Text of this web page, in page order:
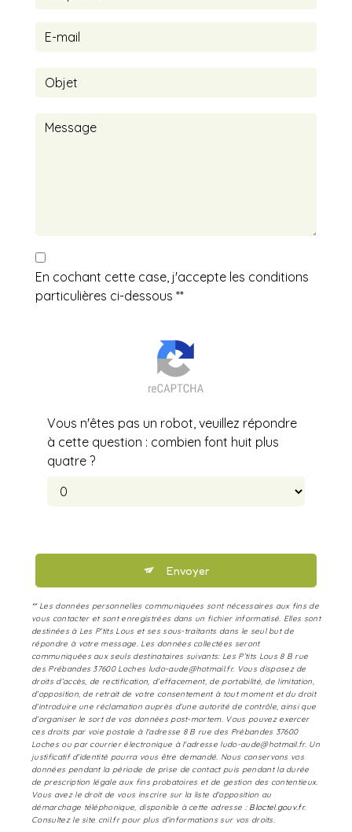
En cochant cette case, j'accepte les conditions
particulières ci-dessous **
Vous n'êtes pas un robot, veuillez répondre
à cette question : combien font huit plus
quatre ?
Envoyer
** Les données personnelles communiquées sont nécessaires aux fins de
vous contacter et sont enregistrées dans un fichier informatisé. Elles sont
destinées à Les P’tits Lous et ses sous-traitants dans le seul but de
répondre à votre message. Les données collectées seront
communiquées aux seuls destinataires suivants: Les P’tits Lous 8 B rue
des Prébandes 37600 Loches ludo-aude@hotmail.fr. Vous disposez de
droits d’accès, de rectification, d’effacement, de portabilité, de limitation,
d’opposition, de retrait de votre consentement à tout moment et du droit
d’introduire une réclamation auprès d’une autorité de contrôle, ainsi que
d’organiser le sort de vos données post-mortem. Vous pouvez exercer
ces droits par voie postale à l'adresse 8 B rue des Prébandes 37600
Loches ou par courrier électronique à l'adresse ludo-aude@hotmail.fr. Un
justificatif d'identité pourra vous être demandé. Nous conservons vos
données pendant la période de prise de contact puis pendant la durée
de prescription légale aux fins probatoires et de gestion des contentieux.
Vous avez le droit de vous inscrire sur la liste d'opposition au
démarchage téléphonique, disponible à cette adresse : Bloctel.gouv.fr.
Consultez le site cnil.fr pour plus d’informations sur vos droits.